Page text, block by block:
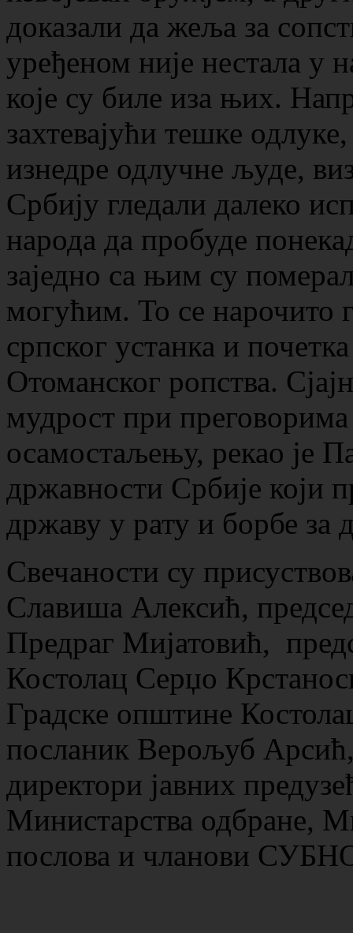
доказали да жеља за
уређеном није нестала у
које су биле иза њих.
захтевајући тешке
изнедре одлучне људе,
Србију гледали далеко
народа да пробуде
заједно са њим су
могућим. То се нарочито
српског устанка и
Отоманског ропства.
мудрост при
осамостаљењу, рекао је
државности Србије који
државу у рату и борбе за
Свечаности су
Славиша Алексић,
Предраг Мијатовић,
Костолац Серџо
Градске општине
посланик Верољуб
директори јавних
Министарства одбране,
послова и чланови